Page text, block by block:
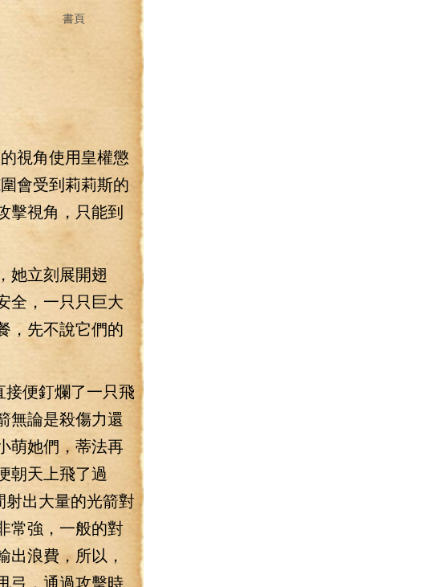
書頁
視角使用皇權懲
會受到莉莉斯的
擊視角，只能到
立刻展開翅
全，一只只巨大
，先不說它們的
便釘爛了一只飛
無論是殺傷力還
萌她們，蒂法再
朝天上飛了過
射出大量的光箭對
常強，一般的對
浪費，所以，
弓，通過攻擊時